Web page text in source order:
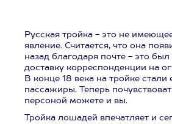
Русская тройка - это не
явление. Считается, что она
назад благодаря почте - это
доставку корреспонденции на
В конце 18 века на тройке
пассажиры. Теперь
персоной можете и вы.
Тройка лошадей впечатляет и